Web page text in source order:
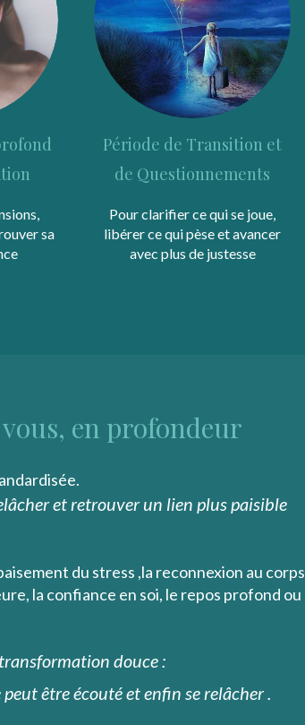
sa
Période de Transition et
de Questionnements
Pour clarifier ce qui se joue,
libérer ce qui pèse et avancer
avec plus de justesse
en profondeur
et retrouver un lien plus paisible
du stress ,la reconnexion au corps
la confiance en soi, le repos profond ou
douce :
être écouté et enfin se relâcher .